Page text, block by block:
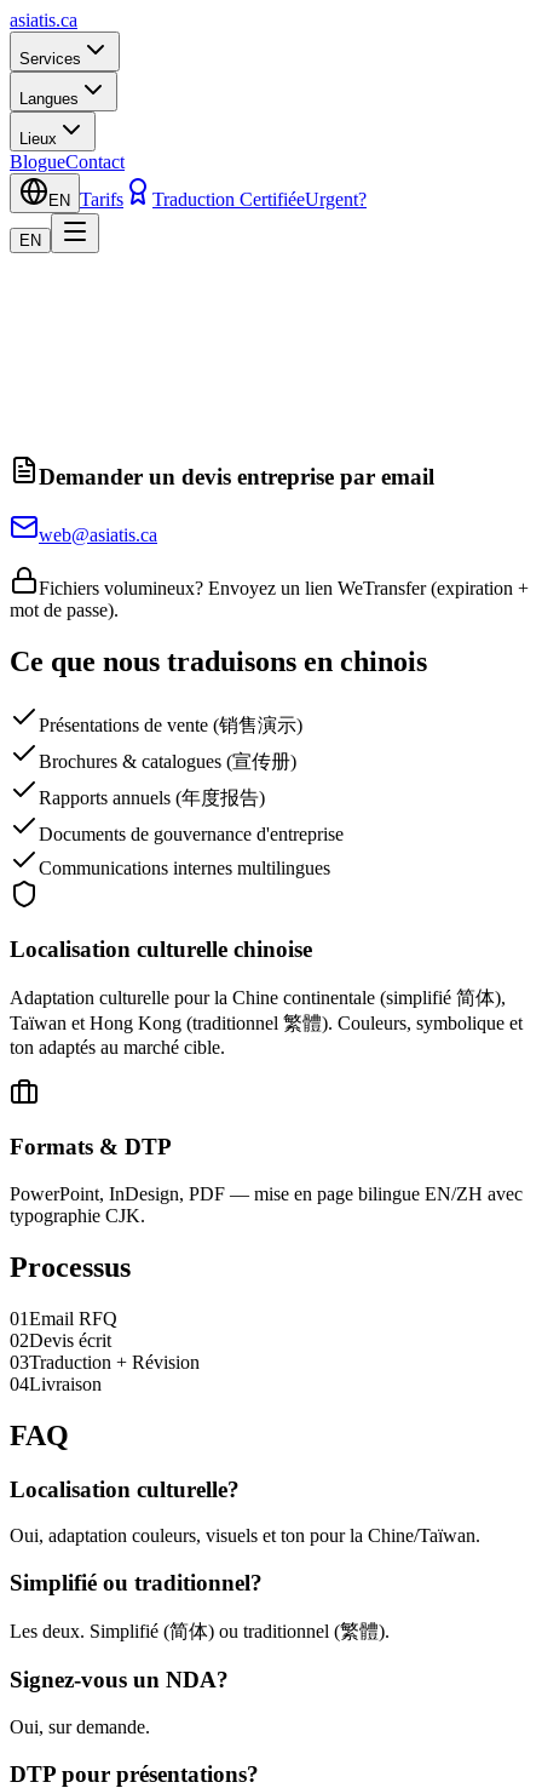
asiatis.ca
Services
Langues
Lieux
BlogueContact
EN Tarifs Traduction CertifiéeUrgent?
EN
Demander un devis entreprise par email
web@asiatis.ca
Fichiers volumineux? Envoyez un lien WeTransfer (expiration +
mot de passe).
Ce que nous traduisons en chinois
Présentations de vente (销售演示)
Brochures & catalogues (宣传册)
Rapports annuels (年度报告)
Documents de gouvernance d'entreprise
Communications internes multilingues
Localisation culturelle chinoise
Adaptation culturelle pour la Chine continentale (simplifié 简体),
Taïwan et Hong Kong (traditionnel 繁體). Couleurs, symbolique et
ton adaptés au marché cible.
Formats & DTP
PowerPoint, InDesign, PDF — mise en page bilingue EN/ZH avec
typographie CJK.
Processus
01Email RFQ
02Devis écrit
03Traduction + Révision
04Livraison
FAQ
Localisation culturelle?
Oui, adaptation couleurs, visuels et ton pour la Chine/Taïwan.
Simplifié ou traditionnel?
Les deux. Simplifié (简体) ou traditionnel (繁體).
Signez-vous un NDA?
Oui, sur demande.
DTP pour présentations?